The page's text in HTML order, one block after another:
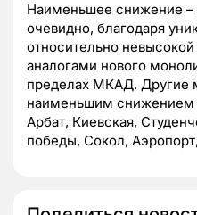
Наименьшее снижение –
очевидно, благодаря
относительно
аналогами нового
пределах МКАД. Другие
наименьшим снижением
Арбат, Киевская,
победы, Сокол,